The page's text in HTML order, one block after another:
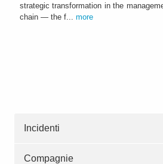
strategic transformation in the
chain — the f... more
Incidenti
Compagnie